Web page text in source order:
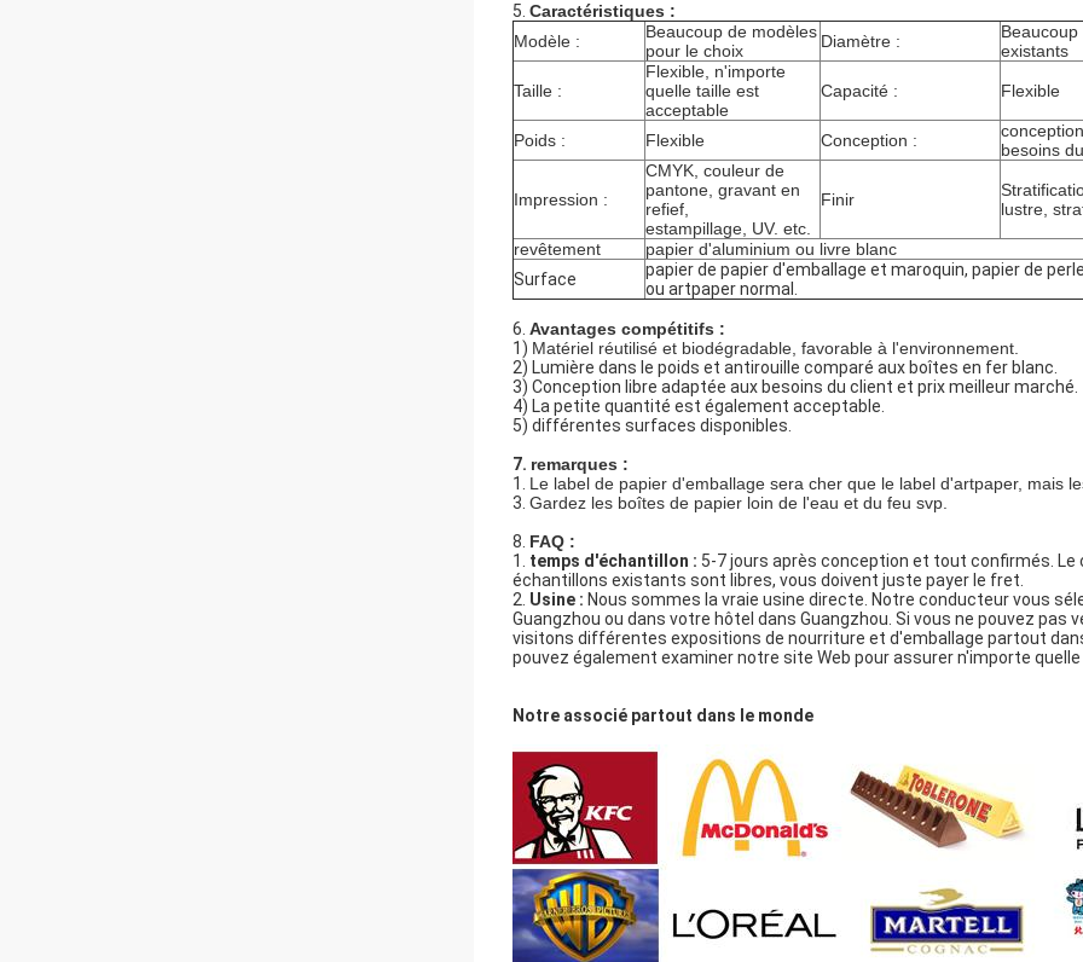
5. Caractéristiques :
Modèle :
Beaucoup de modèles
pour le choix
Diamètre :
existants
Taille :
Flexible, n'importe
quelle taille est
acceptable
Capacité : Flexible
Poids : Flexible Conception :
besoins
Impression :
CMYK, couleur de
pantone, gravant en
refief,
estampillage, UV. etc.
Finir
lustre,
revêtement
papier d'aluminium ou livre blanc
Surface
papier de papier d'emballage et maroquin, papier de
ou artpaper normal.
6. Avantages compétitifs :
1) Matériel réutilisé et biodégradable, favorable à l'environnement.
2) Lumière dans le poids et antirouille comparé aux boîtes en fer blanc.
3) Conception libre adaptée aux besoins du client et prix meilleur marché.
4) La petite quantité est également acceptable.
5) différentes surfaces disponibles.
7. remarques :
1. Le label de papier d'emballage sera cher que le label d'artpaper, mais
3. Gardez les boîtes de papier loin de l'eau et du feu svp.
8. FAQ :
1. temps d'échantillon : 5-7 jours après conception et tout confirmés. Le
échantillons existants sont libres, vous doivent juste payer le fret.
2. Usine : Nous sommes la vraie usine directe. Notre conducteur vous
Guangzhou ou dans votre hôtel dans Guangzhou. Si vous ne pouvez pas
visitons différentes expositions de nourriture et d'emballage partout
pouvez également examiner notre site Web pour assurer n'importe
Notre associé partout dans le monde